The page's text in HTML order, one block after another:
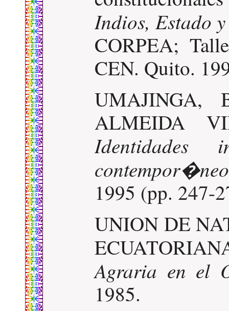
Indios, Estado
CORPEA;
CEN. Quito.
UMAJINGA,
ALMEIDA
contempor�neo
1995 (pp. 247-
UNION DE
Agraria en el
1985.